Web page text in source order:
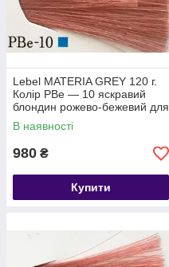
Lebel MATERIA GREY 120 г.
Колір PBe — 10 яскравий
блондин рожево-бежевий для
сивого волосся
В наявності
980 ₴
Купити